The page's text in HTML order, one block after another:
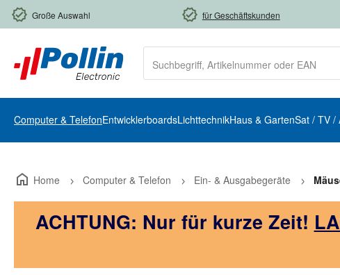
Hauptinhalt springen
Zur Suche springen
Zur Hauptnavigation springen
Große Auswahl für Geschäftskunden
Computer & TelefonEntwicklerboardsLichttechnikHaus & GartenSat / TV /
Home Computer & Telefon Ein- & Ausgabegeräte
ACHTUNG: Nur für kurze Zeit!